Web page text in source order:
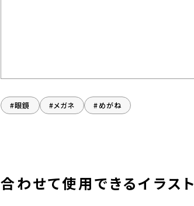
#眼鏡 #メガネ #めがね
合わせて使用できるイラスト